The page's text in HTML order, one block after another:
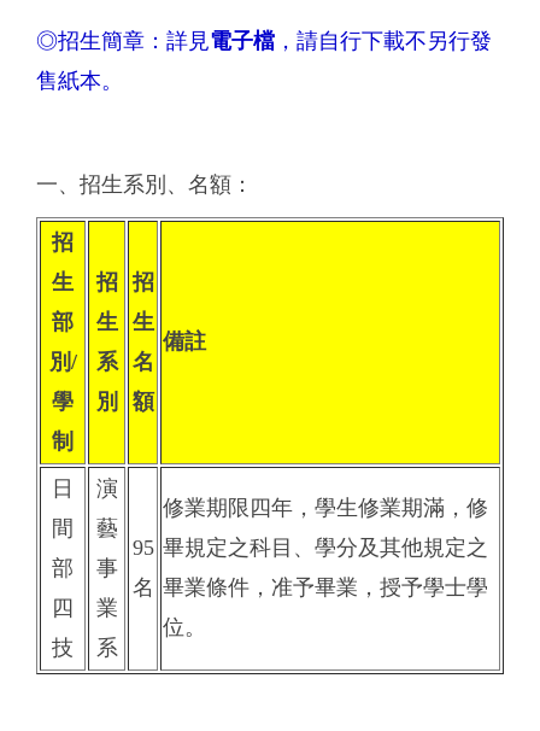
◎招生簡章：詳見電子檔 ，請自行下載不另行發
售紙本。
一、招生系別、名額：
招
生
部
別/
學
制
招
生
系
別
招
生
名
額
備註
日
間
部
四
技
演
藝
事
業
系
95
名
修業期限四年，學生修業期滿，修
畢規定之科目、學分及其他規定之
畢業條件，准予畢業，授予學士學
位。